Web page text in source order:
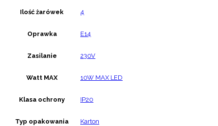
Ilość żarówek 4
Oprawka E14
Zasilanie 230V
Watt MAX 10W MAX LED
Klasa ochrony IP20
Typ opakowania Karton